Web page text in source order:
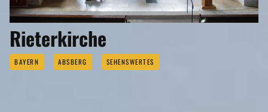
Rieterkirche
BAYERN ABSBERG SEHENSWERTES